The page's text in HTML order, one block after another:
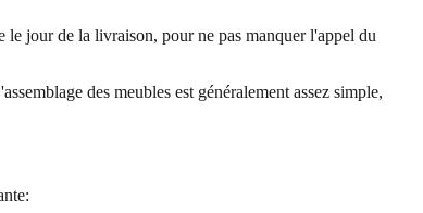
jour de la livraison, pour ne pas manquer l'appel du
des meubles est généralement assez simple,